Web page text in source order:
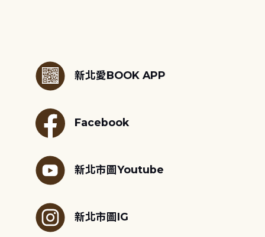
新北愛BOOK APP
Facebook
新北市圖Youtube
新北市圖IG